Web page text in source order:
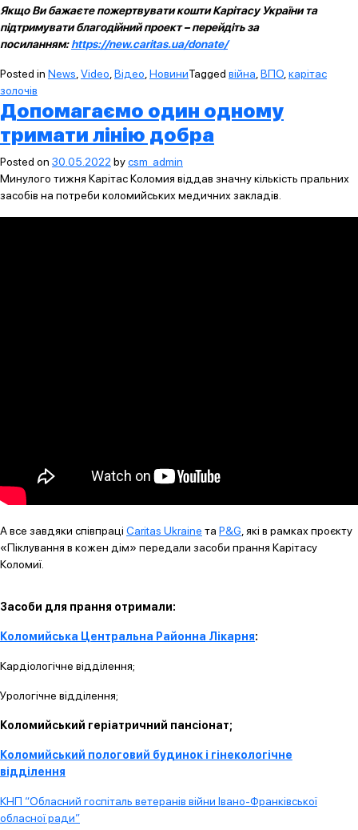
Якщо Ви бажаєте пожертвувати кошти Карітасу України та
підтримувати благодійний проект – перейдіть за
посиланням:https://new.caritas.ua/donate/
Posted in News Video Відео НовиниTagged війна ВПО карітас
золочів
Допомагаємо один одному
тримати лінію добра
Posted on 30.05.2022 bycsm_admin
Минулого тижня Карітас Коломия віддав значну кількість пральних
засобів на потреби коломийських медичних закладів.
А все завдяки співпраці Caritas Ukraine та P&G , які в рамках проєкту
«Піклування в кожен дім» передали засоби прання Карітасу
Коломиї.
Засоби для прання отримали:
Коломийська Центральна Районна Лікарня:
Кардіологічне відділення;
Урологічне відділення;
Коломийський геріатричний пансіонат;
Коломийський пологовий будинок і гінекологічне
відділення
КНП “Обласний госпіталь ветеранів війни Івано-Франківської
обласної ради”